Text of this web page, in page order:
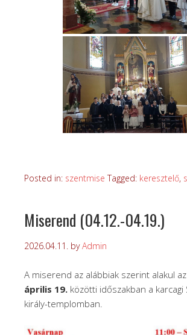
Posted in: szentmise Tagged: keresztelő,
Miserend (04.12.-04.19.)
2026.04.11. byAdmin
A miserend az alábbiak szerint alakul az
április 19. közötti időszakban a karcagi
király-templomban.